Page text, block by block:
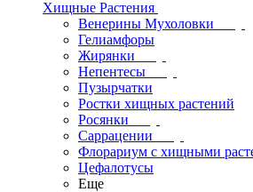
Хищные Растения
Венерины Мухоловки
Гелиамфоры
Жирянки
Непентесы
Пузырчатки
Ростки хищных растений
Росянки
Саррацении
Флорариум с хищными
Цефалотусы
Еще